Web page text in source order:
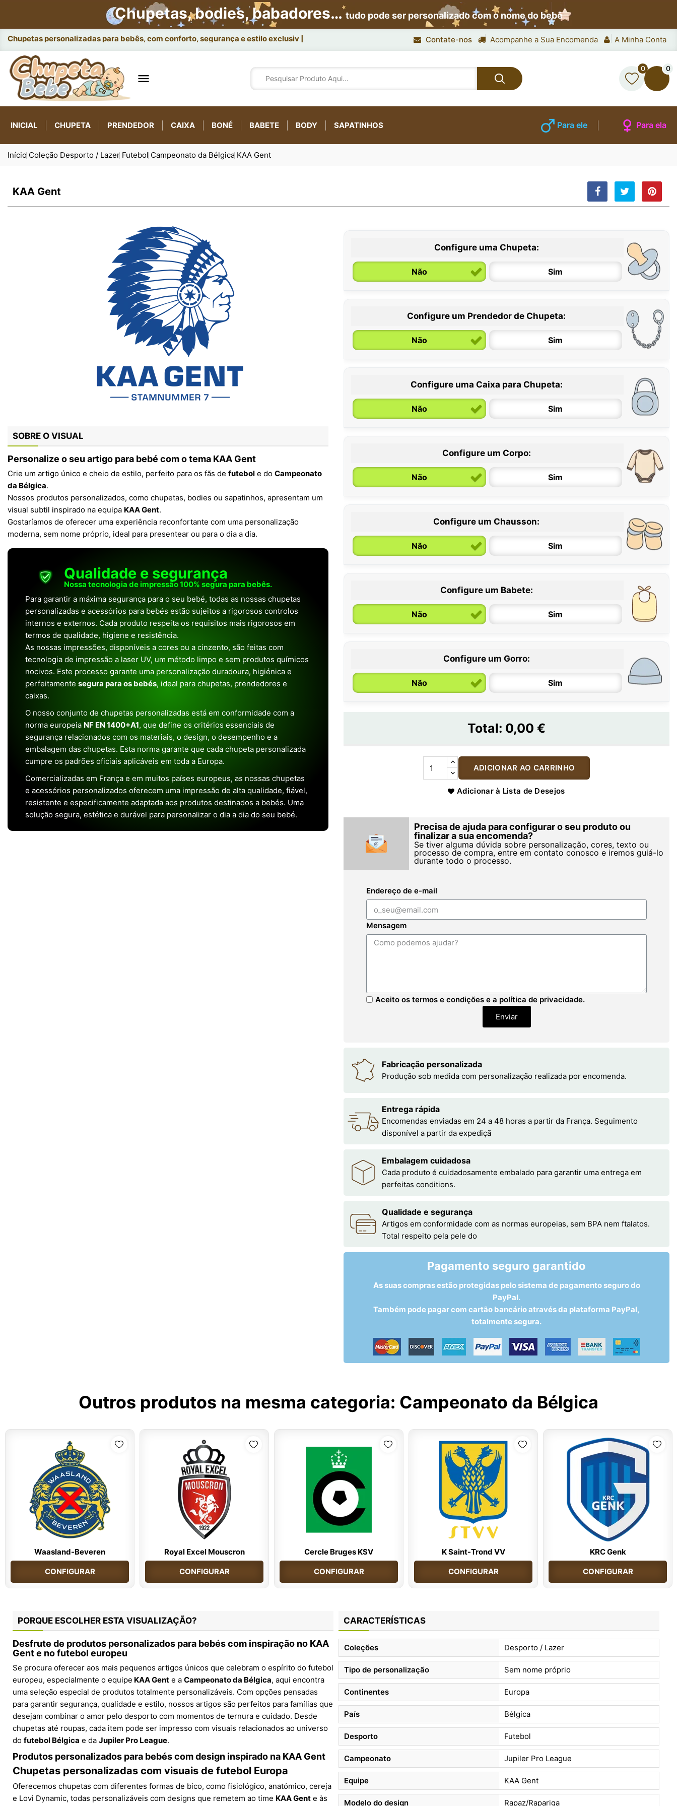
Chupetas, bodies, babadores…tudo pode ser personalizado com o nome do bebê
Chupetas personalizadas para bebês, com conforto, segurança e estilo exclusivo. Contate-nos Acompanhe a Sua Encomenda A Minha Conta

0 0
INICIAL CHUPETA PRENDEDOR CAIXA BONÉ BABETE BODY SAPATINHOS Para ele Para ela
Início Coleção Desporto / Lazer Futebol Campeonato da Bélgica KAA Gent
KAA Gent
SOBRE O VISUAL
Personalize o seu artigo para bebé com o tema KAA Gent
Crie um artigo único e cheio de estilo, perfeito para os fãs de futebol e do Campeonato
da Bélgica.
Nossos produtos personalizados, como chupetas, bodies ou sapatinhos, apresentam um
visual subtil inspirado na equipa KAA Gent.
Gostaríamos de oferecer uma experiência reconfortante com uma personalização
moderna, sem nome próprio, ideal para presentear ou para o dia a dia.
Qualidade e segurança
Nossa tecnologia de impressão 100% segura para bebês.
Para garantir a máxima segurança para o seu bebé, todas as nossas chupetas
personalizadas e acessórios para bebés estão sujeitos a rigorosos controlos
internos e externos. Cada produto respeita os requisitos mais rigorosos em
termos de qualidade, higiene e resistência.
As nossas impressões, disponíveis a cores ou a cinzento, são feitas com
tecnologia de impressão a laser UV, um método limpo e sem produtos químicos
nocivos. Este processo garante uma personalização duradoura, higiénica e
perfeitamente segura para os bebés, ideal para chupetas, prendedores e
caixas.
O nosso conjunto de chupetas personalizadas está em conformidade com a
norma europeia NF EN 1400+A1, que define os critérios essenciais de
segurança relacionados com os materiais, o design, o desempenho e a
embalagem das chupetas. Esta norma garante que cada chupeta personalizada
cumpre os padrões oficiais aplicáveis em toda a Europa.
Comercializadas em França e em muitos países europeus, as nossas chupetas
e acessórios personalizados oferecem uma impressão de alta qualidade, fiável,
resistente e especificamente adaptada aos produtos destinados a bebés. Uma
solução segura, estética e durável para personalizar o dia a dia do seu bebé.
Configure uma Chupeta:
Não Sim
0 / 6 meses
Configure um Prendedor de Chupeta:
Não Sim
Configure uma Caixa para Chupeta:
Não Sim
Configure um Corpo:
Não Sim
6 / 12 meses 12 / 18 meses
Configure um Chausson:
Não Sim
Configure um Babete:
Não Sim
Configure um Gorro:
Não Sim
Total: 0,00 €
ADICIONAR AO CARRINHO
Adicionar à Lista de Desejos
Precisa de ajuda para configurar o seu produto ou
finalizar a sua encomenda?
Se tiver alguma dúvida sobre personalização, cores, texto ou
processo de compra, entre em contato conosco e iremos guiá-lo
durante todo o processo.
Endereço de e-mail
Mensagem
Aceito os termos e condições e a política de privacidade.
Enviar
Fabricação personalizada
Produção sob medida com personalização realizada por encomenda.
Entrega rápida
Encomendas enviadas em 24 a 48 horas a partir da França. Seguimento
disponível a partir da expediçã
Embalagem cuidadosa
Cada produto é cuidadosamente embalado para garantir uma entrega em
perfeitas conditions.
Qualidade e segurança
Artigos em conformidade com as normas europeias, sem BPA nem ftalatos.
Total respeito pela pele do
Pagamento seguro garantido
As suas compras estão protegidas pelo sistema de pagamento seguro do
PayPal.
Também pode pagar com cartão bancário através da plataforma PayPal,
totalmente segura.
Outros produtos na mesma categoria: Campeonato da Bélgica
Waasland-Beveren
CONFIGURAR
Royal Excel Mouscron
CONFIGURAR
Cercle Bruges KSV
CONFIGURAR
K Saint-Trond VV
CONFIGURAR
KRC Genk
CONFIGURAR
PORQUE ESCOLHER ESTA VISUALIZAÇÃO?
Desfrute de produtos personalizados para bebés com inspiração no KAA
Gent e no futebol europeu
Se procura oferecer aos mais pequenos artigos únicos que celebram o espírito do futebol
europeu, especialmente o equipe KAA Gent e a Campeonato da Bélgica, aqui encontra
uma seleção especial de produtos totalmente personalizáveis. Com opções pensadas
para garantir segurança, qualidade e estilo, nossos artigos são perfeitos para famílias que
desejam combinar o amor pelo desporto com momentos de ternura e cuidado. Desde
chupetas até roupas, cada item pode ser impresso com visuais relacionados ao universo
do futebol Bélgica e da Jupiler Pro League.
Produtos personalizados para bebés com design inspirado na KAA Gent
Chupetas personalizadas com visuais de futebol Europa
Oferecemos chupetas com diferentes formas de bico, como fisiológico, anatómico, cereja
e Lovi Dynamic, todas personalizáveis com designs que remetem ao time KAA Gent e às
CARACTERÍSTICAS
Coleções Desporto / Lazer
Tipo de personalização Sem nome próprio
Continentes Europa
País Bélgica
Desporto Futebol
Campeonato Jupiler Pro League
Equipe KAA Gent
Modelo do design Rapaz/Rapariga